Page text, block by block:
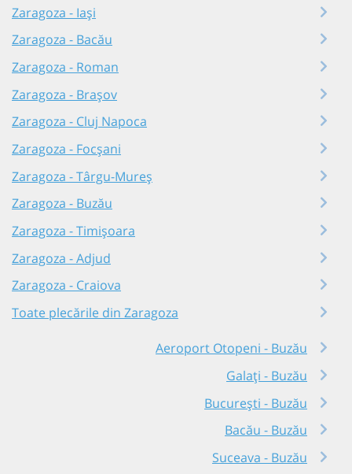
Zaragoza - Iași
Zaragoza - Bacău
Zaragoza - Roman
Zaragoza - Brașov
Zaragoza - Cluj Napoca
Zaragoza - Focșani
Zaragoza - Târgu-Mureș
Zaragoza - Buzău
Zaragoza - Timișoara
Zaragoza - Adjud
Zaragoza - Craiova
Toate plecările din Zaragoza
Aeroport Otopeni - Buzău
Galați - Buzău
București - Buzău
Bacău - Buzău
Suceava - Buzău